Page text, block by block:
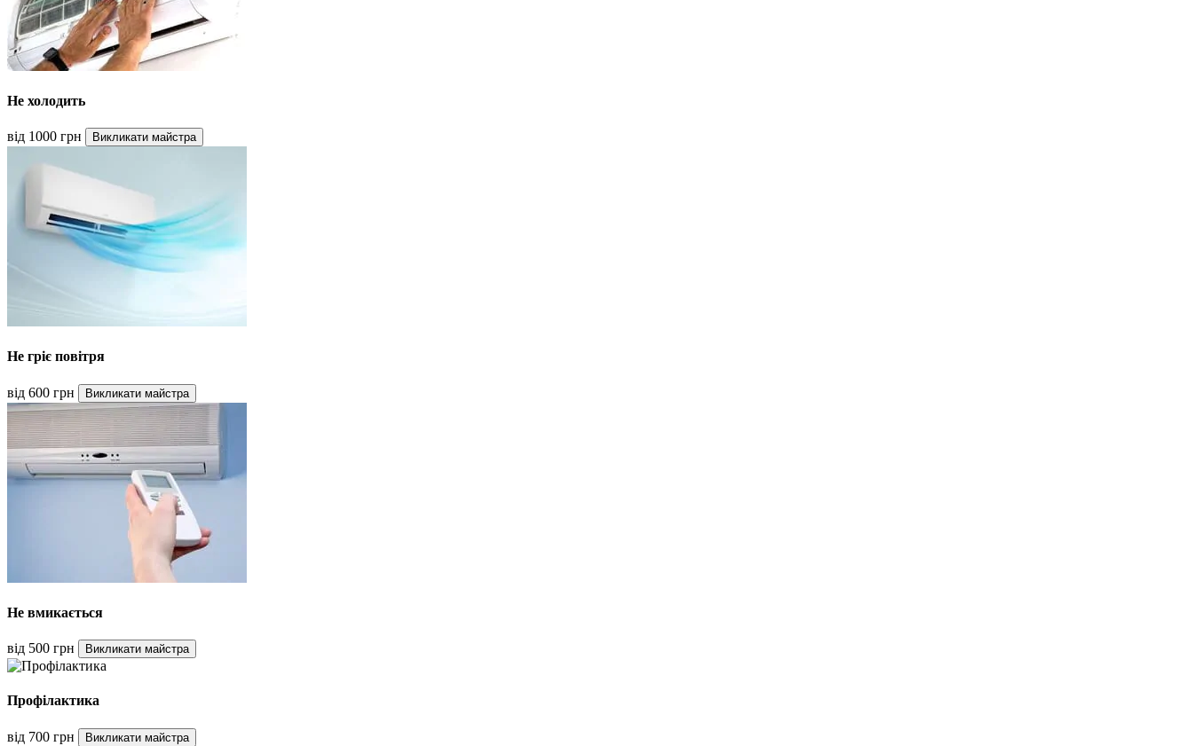
Не холодить
від 1000 грн Викликати майстра
Не гріє повітря
від 600 грн Викликати майстра
Не вмикається
від 500 грн Викликати майстра
Профілактика
від 700 грн Викликати майстра